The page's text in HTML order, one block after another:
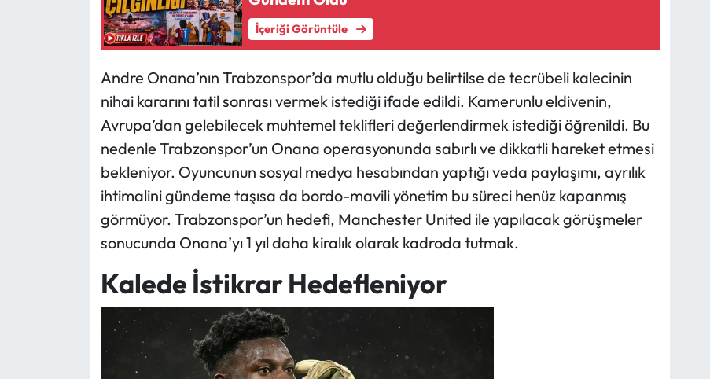
İçeriği Görüntüle
Andre Onana’nın Trabzonspor’da mutlu olduğu belirtilse de tecrübeli kalecinin
nihai kararını tatil sonrası vermek istediği ifade edildi. Kamerunlu eldivenin,
Avrupa’dan gelebilecek muhtemel teklifleri değerlendirmek istediği öğrenildi. Bu
nedenle Trabzonspor’un Onana operasyonunda sabırlı ve dikkatli hareket etmesi
bekleniyor. Oyuncunun sosyal medya hesabından yaptığı veda paylaşımı, ayrılık
ihtimalini gündeme taşısa da bordo-mavili yönetim bu süreci henüz kapanmış
görmüyor. Trabzonspor’un hedefi, Manchester United ile yapılacak görüşmeler
sonucunda Onana’yı 1 yıl daha kiralık olarak kadroda tutmak.
Kalede İstikrar Hedefleniyor